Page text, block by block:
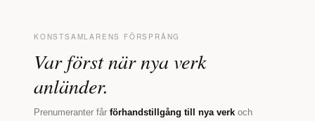
KONSTSAMLARENS FÖRSPRÅNG
Var först när nya verk
anländer.
Prenumeranter får förhandstillgång till nya verk och